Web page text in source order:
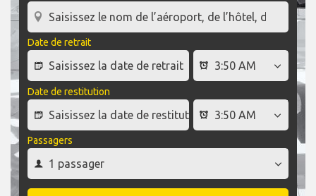
Date de retrait
Date de restitution
Passagers